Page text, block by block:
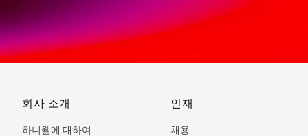
회사 소개
하니웰에 대하여
인재
채용